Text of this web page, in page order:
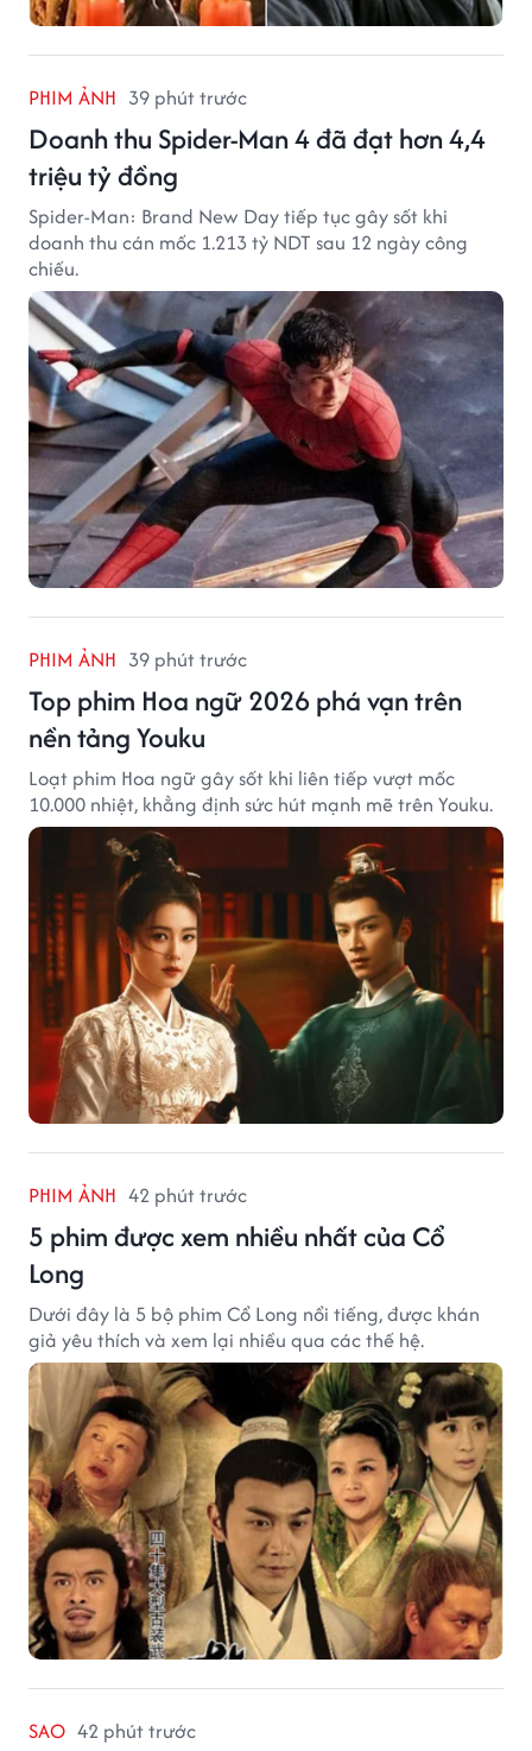
PHIM ẢNH 39 phút trước
Doanh thu Spider-Man 4 đã đạt hơn 4,4
triệu tỷ đồng
Spider-Man: Brand New Day tiếp tục gây sốt khi
doanh thu cán mốc 1.213 tỷ NDT sau 12 ngày công
chiếu.
PHIM ẢNH 39 phút trước
Top phim Hoa ngữ 2026 phá vạn trên
nền tảng Youku
Loạt phim Hoa ngữ gây sốt khi liên tiếp vượt mốc
10.000 nhiệt, khẳng định sức hút mạnh mẽ trên Youku.
PHIM ẢNH 42 phút trước
5 phim được xem nhiều nhất của Cổ
Long
Dưới đây là 5 bộ phim Cổ Long nổi tiếng, được khán
giả yêu thích và xem lại nhiều qua các thế hệ.
SAO 42 phút trước